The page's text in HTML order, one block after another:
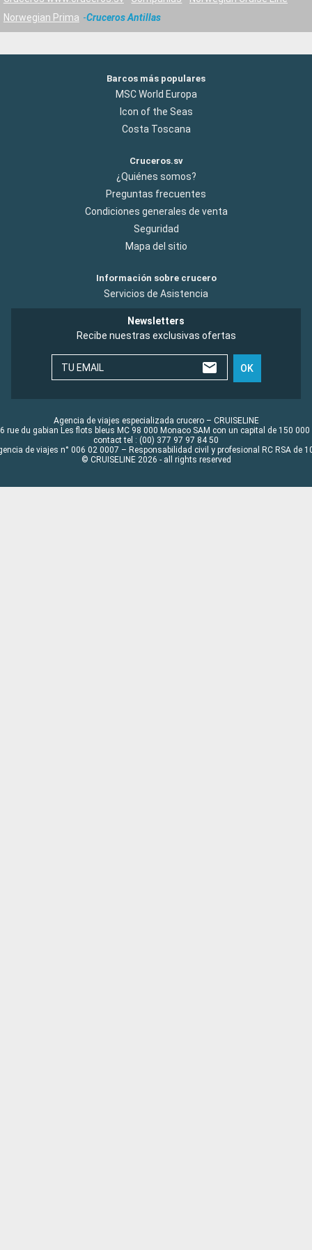
Norwegian Prima
Cruceros Antillas
Barcos más populares
MSC World Europa
Icon of the Seas
Costa Toscana
Cruceros.sv
¿Quiénes somos?
Preguntas frecuentes
Condiciones generales de venta
Seguridad
Mapa del sitio
Información sobre crucero
Servicios de Asistencia
Newsletters
Recibe nuestras exclusivas ofertas
TU EMAIL OK
Agencia de viajes especializada crucero – CRUISELINE
rue du gabian Les flots bleus MC 98 000 Monaco SAM con un capital de 150 000
contact tel : (00) 377 97 97 84 50
de viajes n° 006 02 0007 – Responsabilidad civil y profesional RC RSA de
© CRUISELINE 2026 - all rights reserved